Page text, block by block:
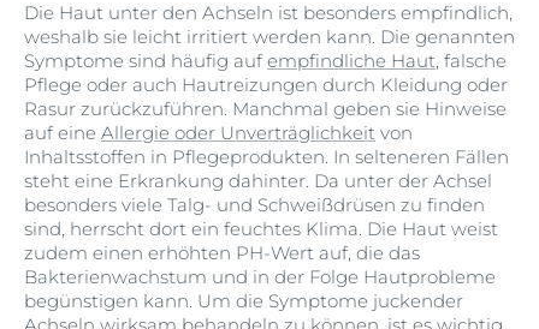
Die Haut unter den Achseln ist besonders empfindlich,
weshalb sie leicht irritiert werden kann. Die genannten
Symptome sind häufig aufempfindliche Haut, falsche
Pflege oder auch Hautreizungen durch Kleidung oder
Rasur zurückzuführen. Manchmal geben sie Hinweise
auf eine Allergie oder Unverträglichkeit von
Inhaltsstoffen in Pflegeprodukten. In selteneren Fällen
steht eine Erkrankung dahinter. Da unter der Achsel
besonders viele Talg- und Schweißdrüsen zu finden
sind, herrscht dort ein feuchtes Klima. Die Haut weist
zudem einen erhöhten PH-Wert auf, die das
Bakterienwachstum und in der Folge Hautprobleme
begünstigen kann. Um die Symptome juckender